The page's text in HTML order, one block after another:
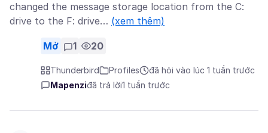
changed the message storage location from the C:
drive to the F: drive… (xem thêm)
Mở 1 20
Thunderbird Profiles
đã hỏi vào lúc 1 tuần trước
Mapenziđã trả lời1 tuần trước